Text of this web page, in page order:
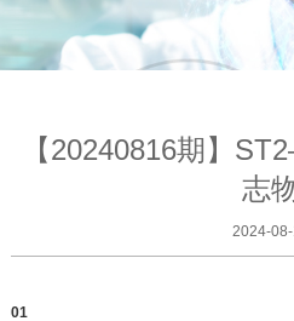
【20240816期】
志
2024-
01